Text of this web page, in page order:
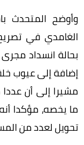
وأوضح المتحدث
الغامدي في
بحالة انسداد
إضافة إلى عيوب
مشيرا إلى أن
تحويل لعدد من